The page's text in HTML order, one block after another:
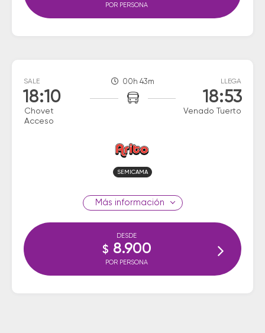
POR PERSONA
SALE
18:10
Chovet
Acceso
00h 43m LLEGA
18:53
Venado Tuerto
SEMICAMA
información
DESDE
$ 8.900
POR PERSONA